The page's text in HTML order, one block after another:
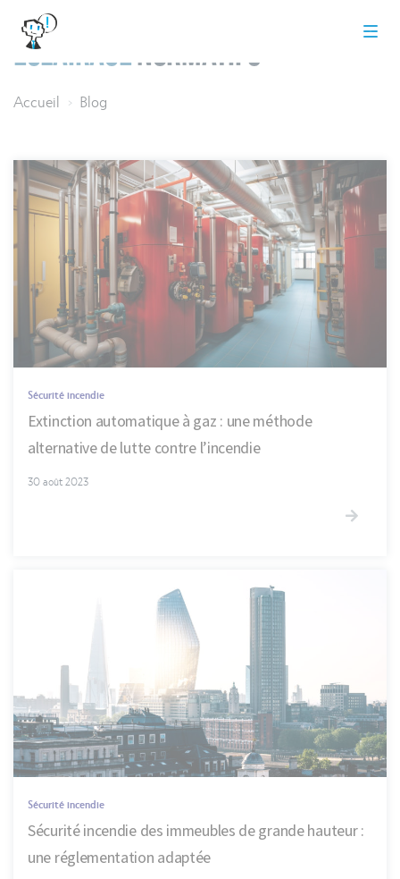
Éclairagenormatifs
Accueil > Blog
Sécurité incendie
Extinction automatique à gaz : une méthode
alternative de lutte contre l’incendie
30 août 2023
Sécurité incendie
Sécurité incendie des immeubles de grande hauteur :
une réglementation adaptée